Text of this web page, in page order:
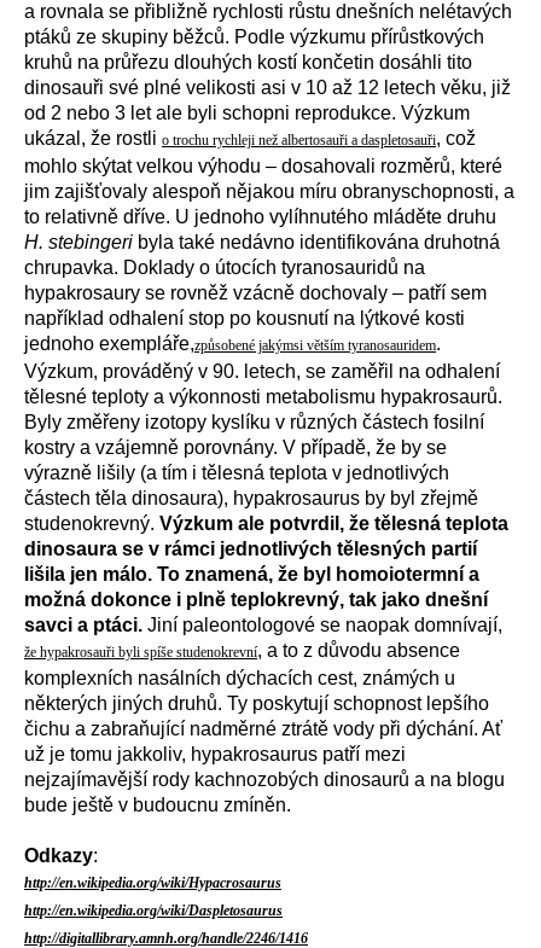
a rovnala se přibližně rychlosti růstu dnešních nelétavých
ptáků ze skupiny běžců. Podle výzkumu přírůstkových
kruhů na průřezu dlouhých kostí končetin dosáhli tito
dinosauři své plné velikosti asi v 10 až 12 letech věku, již
od 2 nebo 3 let ale byli schopni reprodukce. Výzkum
ukázal, že rostli o trochu rychleji než albertosauři a daspletosauři, což
mohlo skýtat velkou výhodu – dosahovali rozměrů, které
jim zajišťovaly alespoň nějakou míru obranyschopnosti, a
to relativně dříve. U jednoho vylíhnutého mláděte druhu
H. stebingeri byla také nedávno identifikována druhotná
chrupavka. Doklady o útocích tyranosauridů na
hypakrosaury se rovněž vzácně dochovaly – patří sem
například odhalení stop po kousnutí na lýtkové kosti
jednoho exempláře,způsobené jakýmsi větším tyranosauridem.
Výzkum, prováděný v 90. letech, se zaměřil na odhalení
tělesné teploty a výkonnosti metabolismu hypakrosaurů.
Byly změřeny izotopy kyslíku v různých částech fosilní
kostry a vzájemně porovnány. V případě, že by se
výrazně lišily (a tím i tělesná teplota v jednotlivých
částech těla dinosaura), hypakrosaurus by byl zřejmě
studenokrevný. Výzkum ale potvrdil, že tělesná teplota
dinosaura se v rámci jednotlivých tělesných partií
lišila jen málo. To znamená, že byl homoiotermní a
možná dokonce i plně teplokrevný, tak jako dnešní
savci a ptáci. Jiní paleontologové se naopak domnívají,
že hypakrosauři byli spíše studenokrevní, a to z důvodu absence
komplexních nasálních dýchacích cest, známých u
některých jiných druhů. Ty poskytují schopnost lepšího
čichu a zabraňující nadměrné ztrátě vody při dýchání. Ať
už je tomu jakkoliv, hypakrosaurus patří mezi
nejzajímavější rody kachnozobých dinosaurů a na blogu
bude ještě v budoucnu zmíněn.
Odkazy:
http://en.wikipedia.org/wiki/Hypacrosaurus
http://en.wikipedia.org/wiki/Daspletosaurus
http://digitallibrary.amnh.org/handle/2246/1416